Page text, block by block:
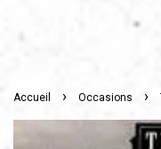
Accueil › Occasions ›